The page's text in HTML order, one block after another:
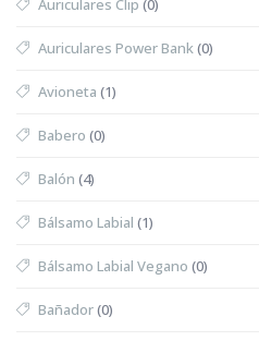
Auriculares Clip (0)
Auriculares Power Bank(0)
Avioneta (1)
Babero (0)
Balón (4)
Bálsamo Labial (1)
Bálsamo Labial Vegano (0)
Bañador(0)